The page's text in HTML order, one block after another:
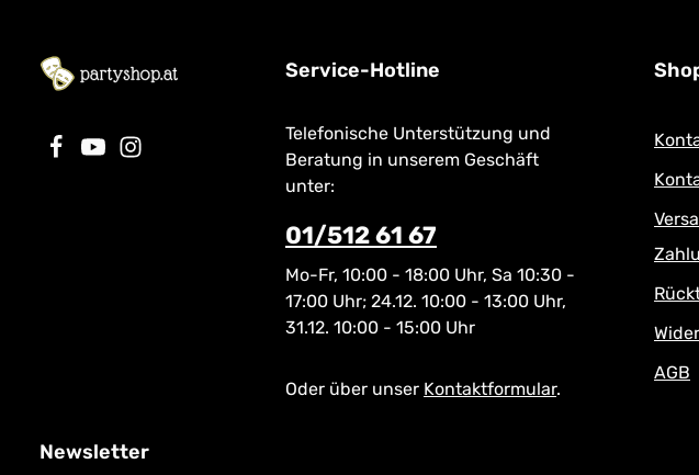
Service-Hotline
Telefonische Unterstützung und
Beratung in unserem Geschäft
unter:
01/512 61 67
Mo-Fr, 10:00 - 18:00 Uhr, Sa 10:30 -
17:00 Uhr; 24.12. 10:00 - 13:00 Uhr,
31.12. 10:00 - 15:00 Uhr
Oder über unser Kontaktformular.
AGB
Newsletter